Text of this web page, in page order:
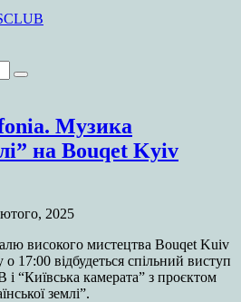
Search
Музика
на Bouqet Kyiv
2025
високого мистецтва Bouqet Kuiv
17:00 відбудеться спільний виступ
“Київська камерата” з проєктом
землі”.